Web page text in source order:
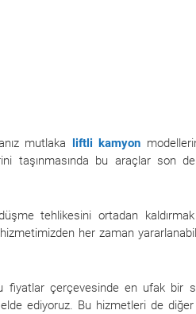
mutlaka liftli kamyon
taşınmasında bu araçlar son
tehlikesini ortadan
her zaman
fiyatlar çerçevesinde en ufak bir
elde ediyoruz. Bu hizmetleri de